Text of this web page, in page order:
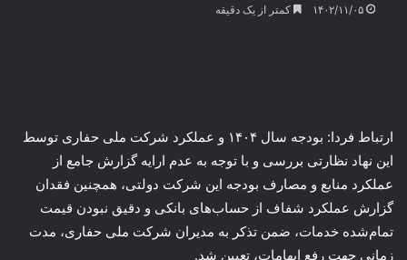
۱۴۰۲/۱۱/۰۵ کمتر از یک دقیقه
ارتباط فردا: بودجه سال ۱۴۰۴ و عملکرد شرکت ملی حفاری توسط
این نهاد نظارتی بررسی و با توجه به عدم ارایه گزارش جامع از
عملکرد منابع و مصارف بودجه این شرکت دولتی، همچنین فقدان
گزارش عملکرد شفاف از حساب‌های بانکی و دقیق نبودن قیمت
تمام‌شده خدمات، ضمن تذکر به مدیران شرکت ملی حفاری، مدت
زمانی جهت رفع ابهامات، تعیین شد.